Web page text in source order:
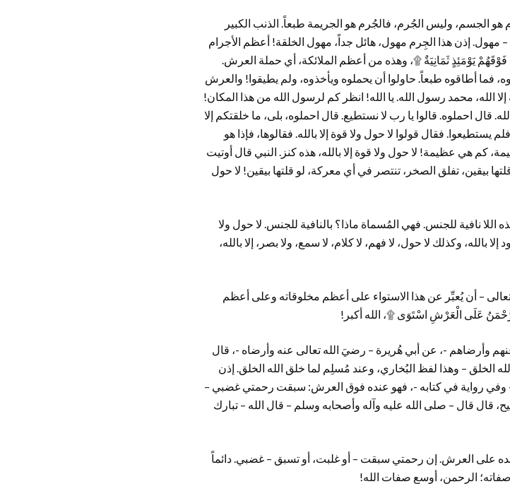
الجسم، وليس الجُرم، فالجُرم هو الجريمة طبعاً. الذنب الكبير
مهول. إذن هذا الجِرم مهول، هائل جداً، مهول الخلقة! أعظم الأجرام
يَوْمَئِذٍ ثَمَانِيَةٌ ۩، وهذه من أعظم الملائكة، أي حملة العرش.
فما أطاقوه طبعاً. حاولوا أن يحملوه ويأخذوه، ولم يطيقوا! والعرش
الله، محمد رسول الله. يا الله! انظر كم لرسول الله من هذا المكان!
قال احملوه. قالوا يا رب لا نستطيع. قال احملوه، بلى، ما خلقتكم إلا
يستطيعوا. فقال قولوا لا حول ولا قوة إلا بالله. فقالوها، فإذا هو
كم هي عظيمة! لا حول ولا قوة إلا بالله، هذه كنز. النبي قال أوتيت
بيقين، تفلق الصخر، تنتصر في أي معركة، لو قلتها بيقين! لا حول
نافية للجنس. فهي المُسماة ماذا؟ بالنافية للجنس. لا حول ولا
إلا بالله، وكذلك لا حول، لا فهم، لا كلام، لا سمع، ولا بصر، إلا بالله،
– أن يُعبِّر عن هذا الاستواء على أعظم مخلوقاته وعلى أعظم
عَلَى الْعَرْشِ اسْتَوَى ۩، الله أكبر!
وأرضاهم -، عن أبي هُريرة – رضيَ الله تعالى عنه وأرضاه -، قال
الخلق – وهذا لفظ البُخاري، وعند مُسلِم لما خلق الله الخلق. إذن
– وفي رواية في كتابه -، فهو عنده فوق العرش: سبقت رحمتي غضبي –
قال – صلى الله عليه وآله وأصحابه وسلم – قال الله – تبارك
على العرش. إن رحمتي سبقت – أو غلبت، أو تسبق – غضبي. دائماً
الرحمن، أوسع صفات الله!